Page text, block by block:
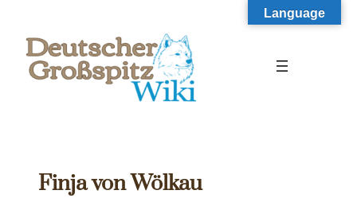
springen
Finja von Wölkau
Language